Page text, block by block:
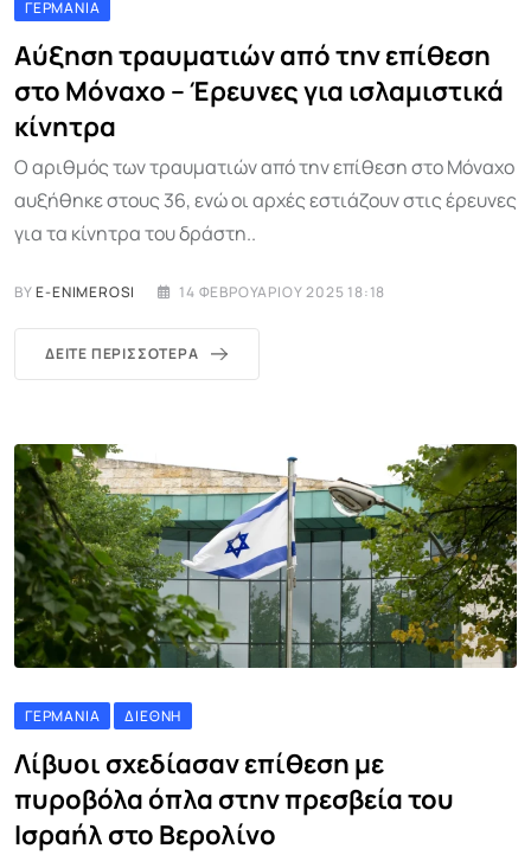
ΓΕΡΜΑΝΊΑ
Αύξηση τραυματιών από την επίθεση
στο Μόναχο – Έρευνες για ισλαμιστικά
κίνητρα
Ο αριθμός των τραυματιών από την επίθεση στο Μόναχο
αυξήθηκε στους 36, ενώ οι αρχές εστιάζουν στις έρευνες
για τα κίνητρα του δράστη..
BYE-ENIMEROSI 14 ΦΕΒΡΟΥΑΡΊΟΥ 2025 18:18
ΔΕΊΤΕ ΠΕΡΙΣΣΌΤΕΡΑ
ΓΕΡΜΑΝΊΑ ΔΙΕΘΝΉ
Λίβυοι σχεδίασαν επίθεση με
πυροβόλα όπλα στην πρεσβεία του
Ισραήλ στο Βερολίνο